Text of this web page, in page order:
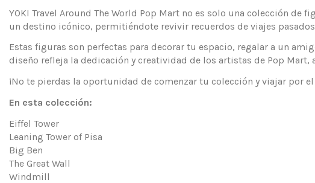
YOKI Travel Around The World Pop Mart no es solo una colección
un destino icónico, permitiéndote revivir recuerdos de viajes
Estas figuras son perfectas para decorar tu espacio, regalar a un
diseño refleja la dedicación y creatividad de los artistas de Pop Mart,
¡No te pierdas la oportunidad de comenzar tu colección y viajar por el
En esta colección:
Eiffel Tower
Leaning Tower of Pisa
Big Ben
The Great Wall
Windmill